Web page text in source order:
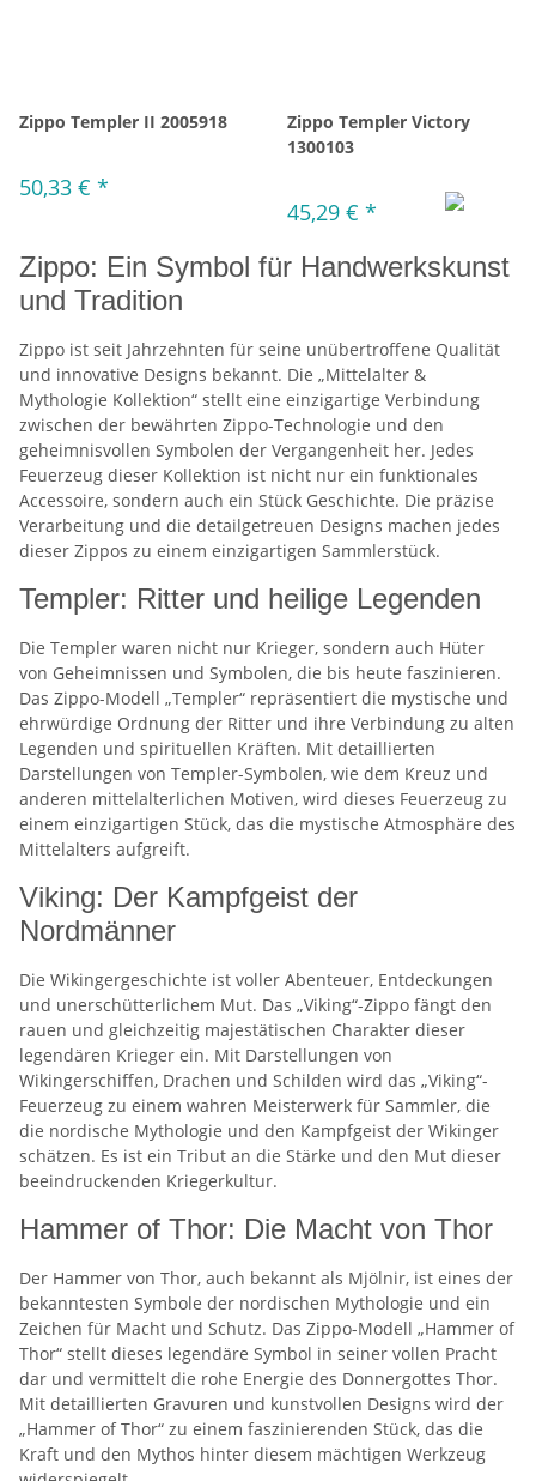
Zippo Templer II 2005918
50,33 € *
Zippo Templer Victory
1300103
45,29 € *
Zippo: Ein Symbol für Handwerkskunst
und Tradition
Zippo ist seit Jahrzehnten für seine unübertroffene Qualität
und innovative Designs bekannt. Die „Mittelalter &
Mythologie Kollektion“ stellt eine einzigartige Verbindung
zwischen der bewährten Zippo-Technologie und den
geheimnisvollen Symbolen der Vergangenheit her. Jedes
Feuerzeug dieser Kollektion ist nicht nur ein funktionales
Accessoire, sondern auch ein Stück Geschichte. Die präzise
Verarbeitung und die detailgetreuen Designs machen jedes
dieser Zippos zu einem einzigartigen Sammlerstück.
Templer: Ritter und heilige Legenden
Die Templer waren nicht nur Krieger, sondern auch Hüter
von Geheimnissen und Symbolen, die bis heute faszinieren.
Das Zippo-Modell „Templer“ repräsentiert die mystische und
ehrwürdige Ordnung der Ritter und ihre Verbindung zu alten
Legenden und spirituellen Kräften. Mit detaillierten
Darstellungen von Templer-Symbolen, wie dem Kreuz und
anderen mittelalterlichen Motiven, wird dieses Feuerzeug zu
einem einzigartigen Stück, das die mystische Atmosphäre des
Mittelalters aufgreift.
Viking: Der Kampfgeist der
Nordmänner
Die Wikingergeschichte ist voller Abenteuer, Entdeckungen
und unerschütterlichem Mut. Das „Viking“-Zippo fängt den
rauen und gleichzeitig majestätischen Charakter dieser
legendären Krieger ein. Mit Darstellungen von
Wikingerschiffen, Drachen und Schilden wird das „Viking“-
Feuerzeug zu einem wahren Meisterwerk für Sammler, die
die nordische Mythologie und den Kampfgeist der Wikinger
schätzen. Es ist ein Tribut an die Stärke und den Mut dieser
beeindruckenden Kriegerkultur.
Hammer of Thor: Die Macht von Thor
Der Hammer von Thor, auch bekannt als Mjölnir, ist eines der
bekanntesten Symbole der nordischen Mythologie und ein
Zeichen für Macht und Schutz. Das Zippo-Modell „Hammer of
Thor“ stellt dieses legendäre Symbol in seiner vollen Pracht
dar und vermittelt die rohe Energie des Donnergottes Thor.
Mit detaillierten Gravuren und kunstvollen Designs wird der
„Hammer of Thor“ zu einem faszinierenden Stück, das die
Kraft und den Mythos hinter diesem mächtigen Werkzeug